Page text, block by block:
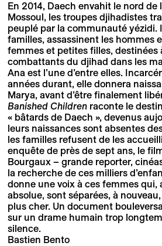
En 2014, Daech envahit le nord de
Mossoul, les troupes djihadistes
peuplé par la communauté yézidi.
familles, assassinent les hommes
femmes et petites filles, destinées
combattants du djihad dans les
Ana est l’une d’entre elles.
années durant, elle donnera
Marya, avant d’être finalement
Banished Childrenraconte le
« bâtards de Daech », devenus
leurs naissances sont absentes
les familles refusent de les
enquête de près de sept ans, le
Bourgaux – grande reporter,
la recherche de ces milliers
donne une voix à ces femmes qui,
absolue, sont séparées, à
plus cher. Un document
sur un drame humain trop
silence.
Bastien Bento